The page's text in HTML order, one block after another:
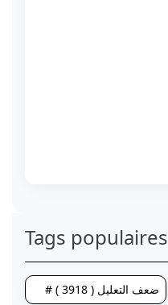
Tags populaires
# ضعف التعليل ( 3918 )